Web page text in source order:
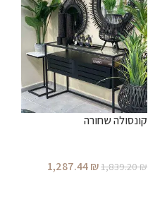
קונסולה שחורה
1,839.20₪
1,287.44₪